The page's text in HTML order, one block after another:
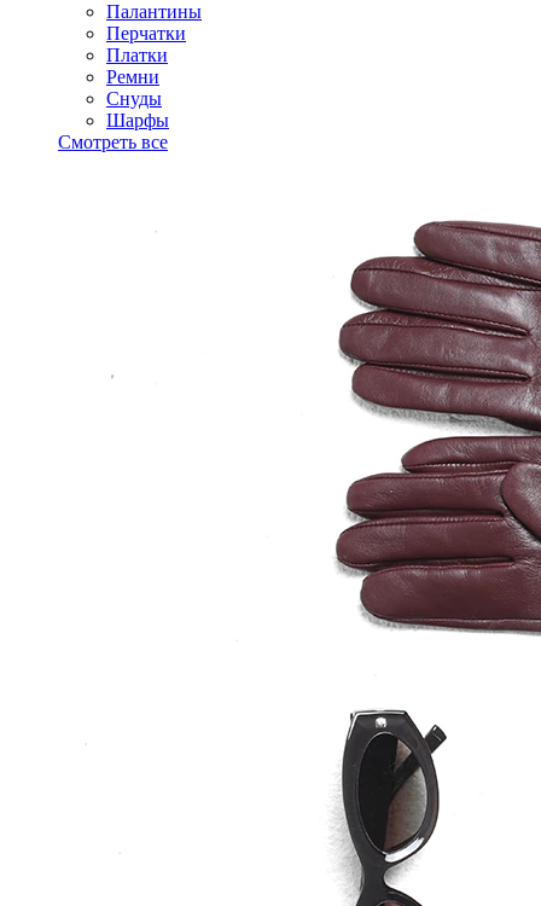
Палантины
Перчатки
Платки
Ремни
Снуды
Шарфы
Смотреть все